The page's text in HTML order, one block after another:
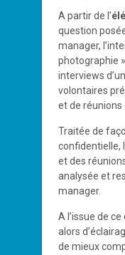
A partir de l’
question
manager,
photographie
interviews
volontaires
et de réunions
Traitée de
confidentielle,
et des
analysée et
manager.
A l’issue de
alors
de mieux